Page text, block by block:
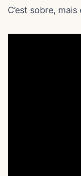
C’est sobre,